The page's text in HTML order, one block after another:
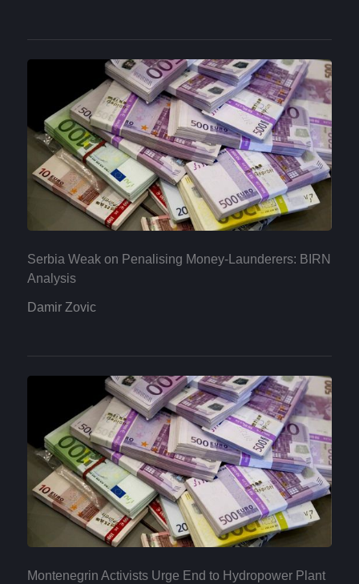
Serbia Weak on Penalising Money-Launderers: BIRN
Analysis
Damir Zovic
Montenegrin Activists Urge End to Hydropower Plant